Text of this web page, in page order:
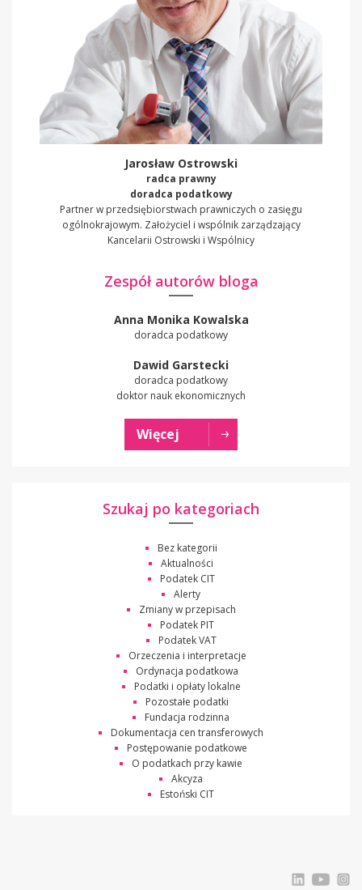
Jarosław Ostrowski
radca prawny
doradca podatkowy
Partner w przedsiębiorstwach prawniczych o zasięgu
ogólnokrajowym. Założyciel i wspólnik zarządzający
Kancelarii Ostrowski i Wspólnicy
Zespół autorów bloga
Anna Monika Kowalska
doradca podatkowy
Dawid Garstecki
doradca podatkowy
doktor nauk ekonomicznych
Więcej
Szukaj po kategoriach
Bez kategorii
Aktualności
Podatek CIT
Alerty
Zmiany w przepisach
Podatek PIT
Podatek VAT
Orzeczenia i interpretacje
Ordynacja podatkowa
Podatki i opłaty lokalne
Pozostałe podatki
Fundacja rodzinna
Dokumentacja cen transferowych
Postępowanie podatkowe
O podatkach przy kawie
Akcyza
Estoński CIT